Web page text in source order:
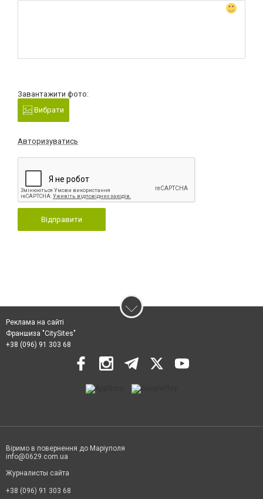
Завантажити фото:
Вибрати
Авторизуватись
Відправити
Реклама на сайті
Франшиза "CitySites"
+38 (096) 91 303 68
Віримо в повернення до Маріуполя
info@0629.com.ua
Журналисты сайта
+38 (096) 91 303 68